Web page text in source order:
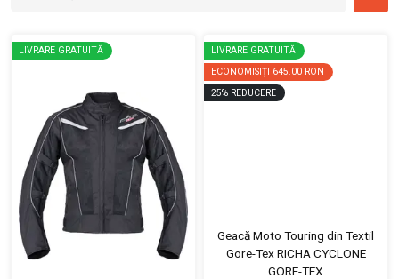
LIVRARE GRATUITĂ
LIVRARE GRATUITĂ
ECONOMISIȚI 645.00 RON
25% REDUCERE
Geacă Moto Touring din Textil
Gore-Tex RICHA CYCLONE
GORE-TEX